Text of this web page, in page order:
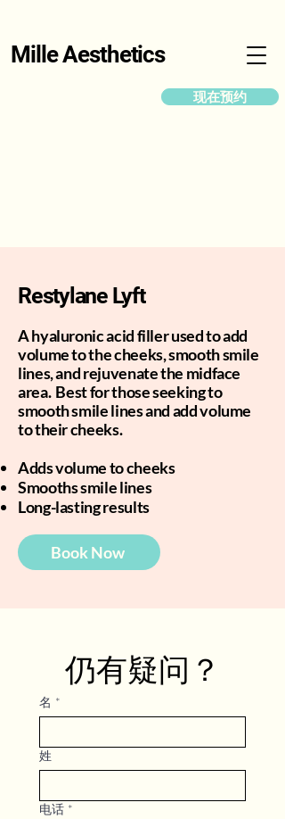
Mille Aesthetics
现在预约
Restylane Lyft
A hyaluronic acid filler used to add
volume to the cheeks, smooth smile
lines, and rejuvenate the midface
area. Best for those seeking to
smooth smile lines and add volume
to their cheeks.
Adds volume to cheeks
Smooths smile lines
Long-lasting results
Book Now
仍有疑问？
名 *
姓
电话 *